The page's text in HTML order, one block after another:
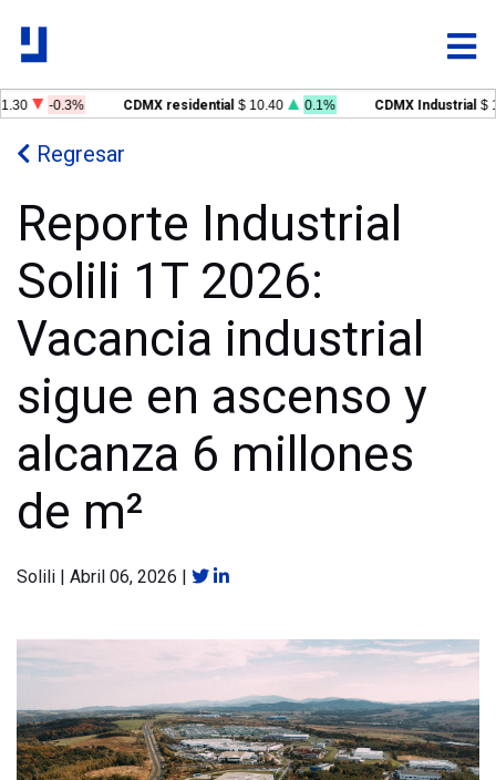
-0.3% CDMX residential $ 10.40 0.1% CDMX Industrial $
Regresar
Reporte Industrial
Solili 1T 2026:
Vacancia industrial
sigue en ascenso y
alcanza 6 millones
de m²
Solili | Abril 06, 2026 |